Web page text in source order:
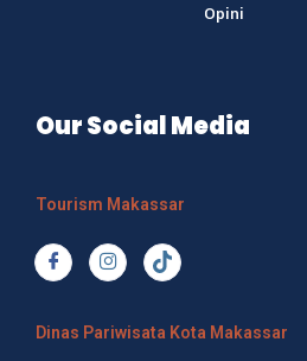
Opini
Our Social Media
Tourism Makassar
Dinas Pariwisata Kota Makassar